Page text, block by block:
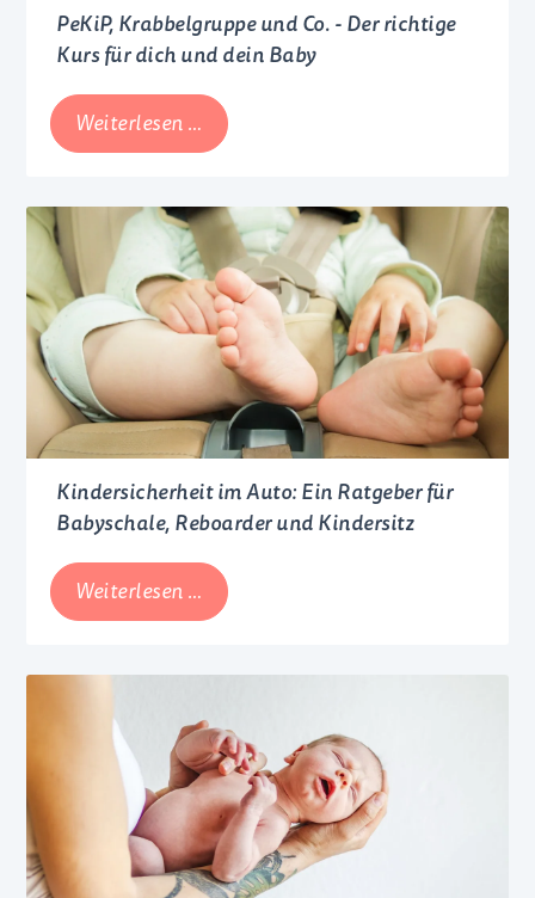
PeKiP, Krabbelgruppe und Co. - Der richtige
Kurs für dich und dein Baby
Weiterlesen … PeKiP,
Krabbelgruppe
Co.
Der
richtige
Kurs
für
dich
und
dein
Baby
Kindersicherheit im Auto: Ein Ratgeber für
Babyschale, Reboarder und Kindersitz
Weiterlesen … Kindersicherheit
im
Ratgeber
für
Babyschale,
Reboarder
und
Kindersitz